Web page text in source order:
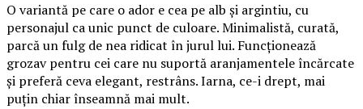
O variantă pe care o ador e cea pe alb și argintiu, cu
personajul ca unic punct de culoare. Minimalistă, curată,
parcă un fulg de nea ridicat în jurul lui. Funcționează
grozav pentru cei care nu suportă aranjamentele încărcate
și preferă ceva elegant, restrâns. Iarna, ce-i drept, mai
puțin chiar înseamnă mai mult.